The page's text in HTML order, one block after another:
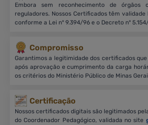
Embora sem reconhecimento de órgãos
reguladores. Nossos Certificados têm
conforme a Lei nº 9.394/96 e o Decreto nº
Compromisso
Garantimos a legitimidade dos certificados
após aprovação e cumprimento da carga
os critérios do Ministério Público de Minas
Certificação
Nossos certificados digitais são legitimados
do Coordenador Pedagógico, validada no site